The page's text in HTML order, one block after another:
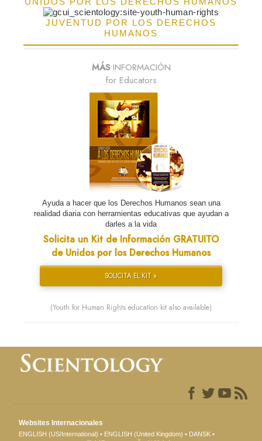
JUVENTUD POR LOS DERECHOS
HUMANOS
MÁSINFORMACIÓN
for Educators
Ayuda a hacer que los Derechos Humanos sean una
realidad diaria con herramientas educativas que ayudan a
darles a la vida
Solicita un Kit de Información GRATUITO
de Unidos por los Derechos Humanos
SOLICITA EL KIT »
(Youth for Human Rights education kit also available)
Websites Internacionales
ENGLISH (US/International) ENGLISH (United Kingdom)
DANSK